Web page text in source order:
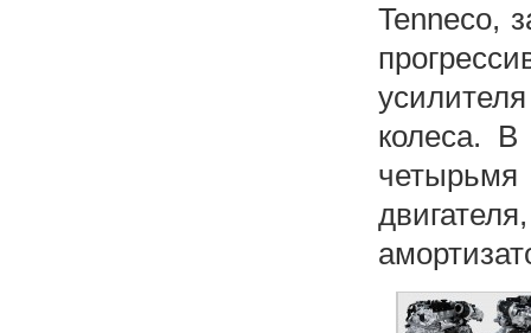
Tenneco,
колеса.